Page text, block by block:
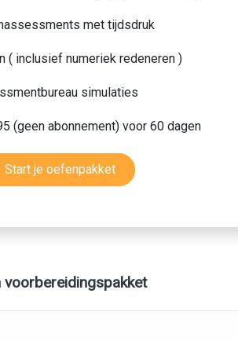
met tijdsdruk
( inclusief numeriek redeneren )
simulaties
(geen abonnement) voor 60 dagen
Start je oefenpakket
voorbereidingspakket